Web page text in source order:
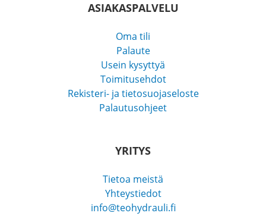
ASIAKASPALVELU
Oma tili
Palaute
Usein kysyttyä
Toimitusehdot
Rekisteri- ja tietosuojaseloste
Palautusohjeet
YRITYS
Tietoa meistä
Yhteystiedot
info@teohydrauli.fi